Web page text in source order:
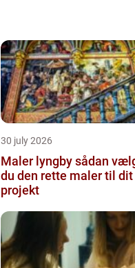
30 july 2026
Maler lyngby sådan vælger
du den rette maler til dit
projekt